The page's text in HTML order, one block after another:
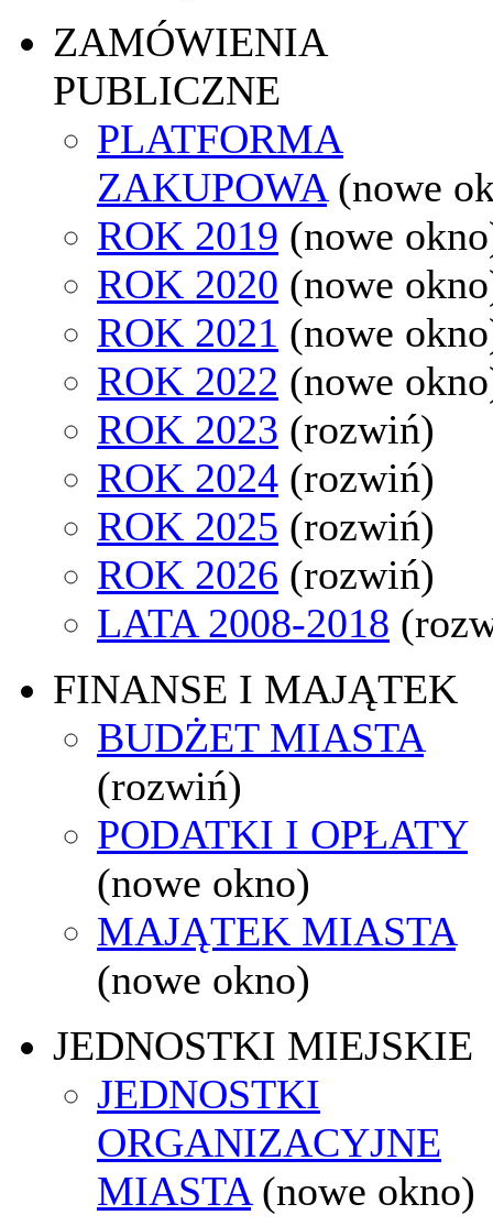
ZAMÓWIENIA
PUBLICZNE
PLATFORMA
ZAKUPOWA (nowe
ROK 2019 (nowe
ROK 2020 (nowe
ROK 2021 (nowe
ROK 2022 (nowe
ROK 2023 (rozwiń)
ROK 2024 (rozwiń)
ROK 2025 (rozwiń)
ROK 2026 (rozwiń)
LATA 2008-2018
FINANSE I MAJĄTEK
BUDŻET MIASTA
(rozwiń)
PODATKI I OPŁATY
(nowe okno)
MAJĄTEK MIASTA
(nowe okno)
JEDNOSTKI MIEJSKIE
JEDNOSTKI
ORGANIZACYJNE
MIASTA (nowe okno)